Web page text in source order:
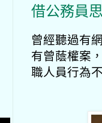
借公務員
曾經聽過有
有曾蔭權案
職人員行為